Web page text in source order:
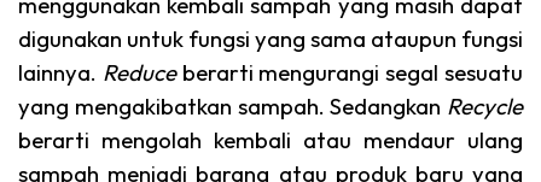
digunakan untuk fungsi yang sama ataupun fungsi
lainnya. Reduceberarti mengurangi segal sesuatu
yang mengakibatkan sampah. Sedangkan Recycle
berarti mengolah kembali atau mendaur ulang
sampah menjadi barang atau produk baru yang